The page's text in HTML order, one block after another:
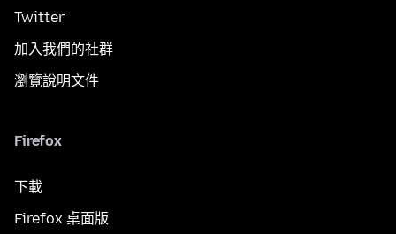
Twitter
加入我們的社群
瀏覽說明文件
Firefox
下載
Firefox 桌面版